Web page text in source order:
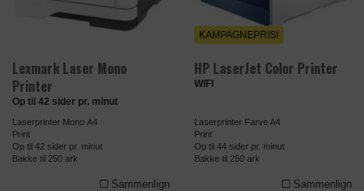
Lexmark Laser Mono
Printer
Op til 42 sider pr. minut
Laserprinter Mono A4
Print
Op til 42 sider pr. minut
Bakke til 250 ark
Sammenlign
HP LaserJet Color Printer
WIFI
KAMPAGNEPRIS!
Laserprinter Farve A4
Print
Op til 44 sider pr. minut
Bakke til 250 ark
Sammenlign